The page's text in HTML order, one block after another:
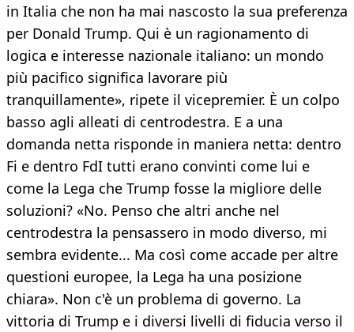
in Italia che non ha mai nascosto la sua preferenza
per Donald Trump. Qui è un ragionamento di
logica e interesse nazionale italiano: un mondo
più pacifico significa lavorare più
tranquillamente», ripete il vicepremier. È un colpo
basso agli alleati di centrodestra. E a una
domanda netta risponde in maniera netta: dentro
Fi e dentro FdI tutti erano convinti come lui e
come la Lega che Trump fosse la migliore delle
soluzioni? «No. Penso che altri anche nel
centrodestra la pensassero in modo diverso, mi
sembra evidente... Ma così come accade per altre
questioni europee, la Lega ha una posizione
chiara». Non c'è un problema di governo. La
vittoria di Trump e i diversi livelli di fiducia verso il